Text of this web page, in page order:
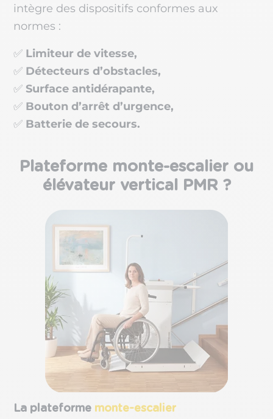
intègre des dispositifs conformes aux
normes :
✅ Limiteur de vitesse,
✅ Détecteurs d’obstacles,
✅Surface antidérapante,
✅ Bouton d’arrêt d’urgence,
✅ Batterie de secours.
Plateforme monte-escalier ou
élévateur vertical PMR ?
La plateforme monte-escalier